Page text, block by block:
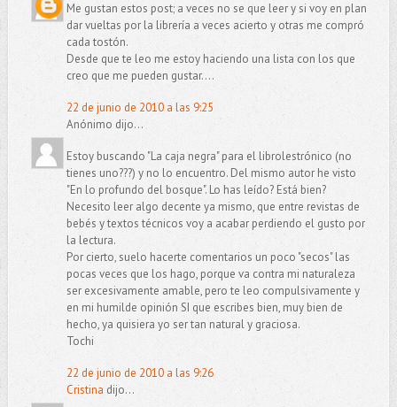
Me gustan estos post; a veces no se que leer y si voy en plan
dar vueltas por la librería a veces acierto y otras me compró
cada tostón.
Desde que te leo me estoy haciendo una lista con los que
creo que me pueden gustar....
22 de junio de 2010 a las 9:25
Anónimo dijo...
Estoy buscando "La caja negra" para el librolestrónico (no
tienes uno???) y no lo encuentro. Del mismo autor he visto
"En lo profundo del bosque". Lo has leído? Está bien?
Necesito leer algo decente ya mismo, que entre revistas de
bebés y textos técnicos voy a acabar perdiendo el gusto por
la lectura.
Por cierto, suelo hacerte comentarios un poco "secos" las
pocas veces que los hago, porque va contra mi naturaleza
ser excesivamente amable, pero te leo compulsivamente y
en mi humilde opinión SI que escribes bien, muy bien de
hecho, ya quisiera yo ser tan natural y graciosa.
Tochi
22 de junio de 2010 a las 9:26
Cristina dijo...